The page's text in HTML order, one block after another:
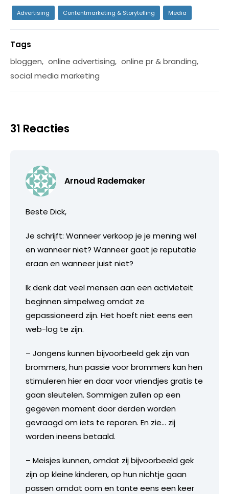
Advertising Contentmarketing & Storytelling Media
Tags
bloggen, online advertising, online pr & branding,
social media marketing
31 Reacties
Arnoud Rademaker
Beste Dick,
Je schrijft: Wanneer verkoop je je mening wel
en wanneer niet? Wanneer gaat je reputatie
eraan en wanneer juist niet?
Ik denk dat veel mensen aan een activieteit
beginnen simpelweg omdat ze
gepassioneerd zijn. Het hoeft niet eens een
web-log te zijn.
– Jongens kunnen bijvoorbeeld gek zijn van
brommers, hun passie voor brommers kan hen
stimuleren hier en daar voor vriendjes gratis te
gaan sleutelen. Sommigen zullen op een
gegeven moment door derden worden
gevraagd om iets te reparen. En zie… zij
worden ineens betaald.
– Meisjes kunnen, omdat zij bijvoorbeeld gek
zijn op kleine kinderen, op hun nichtje gaan
passen omdat oom en tante eens een keer